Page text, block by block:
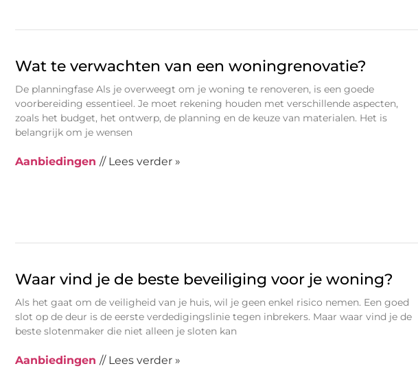
Wat te verwachten van een woningrenovatie?
De planningfase Als je overweegt om je woning te renoveren, is een goede
voorbereiding essentieel. Je moet rekening houden met verschillende aspecten,
zoals het budget, het ontwerp, de planning en de keuze van materialen. Het is
belangrijk om je wensen
Aanbiedingen // Lees verder »
Waar vind je de beste beveiliging voor je woning?
Als het gaat om de veiligheid van je huis, wil je geen enkel risico nemen. Een goed
slot op de deur is de eerste verdedigingslinie tegen inbrekers. Maar waar vind je de
beste slotenmaker die niet alleen je sloten kan
Aanbiedingen // Lees verder »